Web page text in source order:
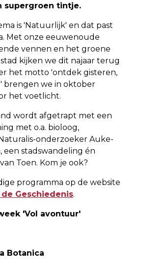
supergroen tintje.
is 'Natuurlijk' en dat past
Met onze eeuwenoude
vennen en het groene
kijken we dit najaar terug
het motto 'ontdek gisteren,
brengen we in oktober
het voetlicht.
wordt afgetrapt met een
met o.a. bioloog,
onderzoeker Auke-
een stadswandeling én
Toen. Kom je ook?
programma op de website
de Geschiedenis.
'Vol avontuur'
Botanica